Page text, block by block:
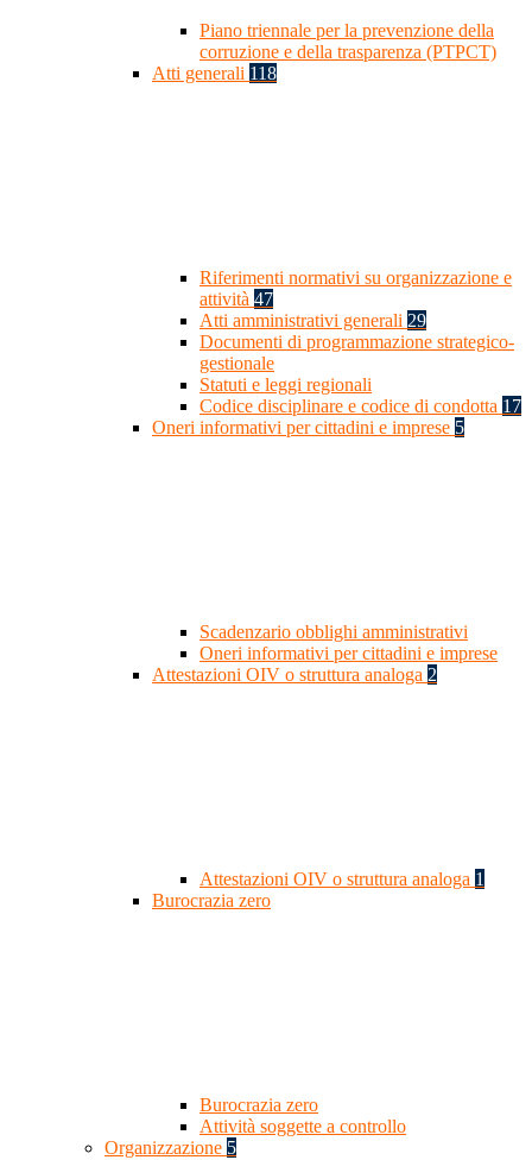
Piano triennale per la prevenzione della
corruzione e della trasparenza (PTPCT)
Atti generali 118
Riferimenti normativi su organizzazione e
attività 47
Atti amministrativi generali 29
Documenti di programmazione strategico-
gestionale
Statuti e leggi regionali
Codice disciplinare e codice di condotta 17
Oneri informativi per cittadini e imprese 5
Scadenzario obblighi amministrativi
Oneri informativi per cittadini e imprese
Attestazioni OIV o struttura analoga 2
Attestazioni OIV o struttura analoga 1
Burocrazia zero
Burocrazia zero
Attività soggette a controllo
Organizzazione 5